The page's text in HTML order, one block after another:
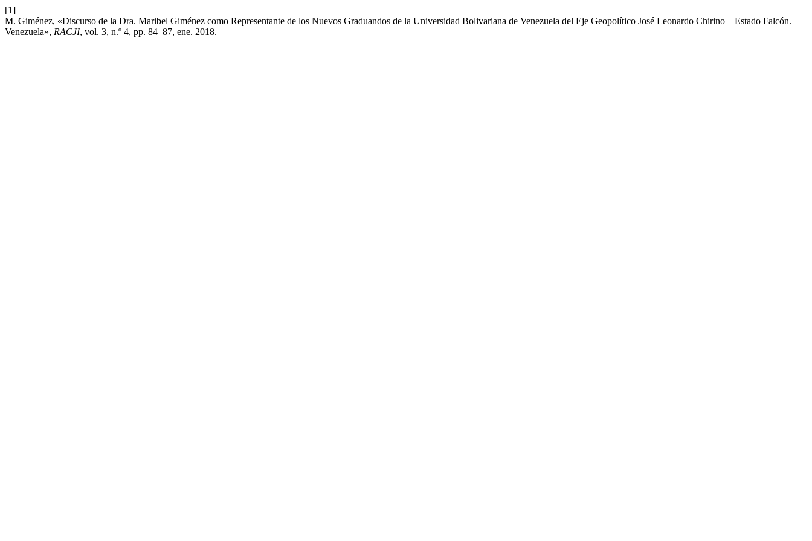
[1]
M. Giménez, «Discurso de la Dra. Maribel Giménez como Representante de los Nuevos Graduandos de la Universidad Bolivariana de Venezuela del Eje Geopolítico José Leonardo Chirino – Estado Falcón.
Venezuela», RACJI, vol. 3, n.º 4, pp. 84–87, ene. 2018.